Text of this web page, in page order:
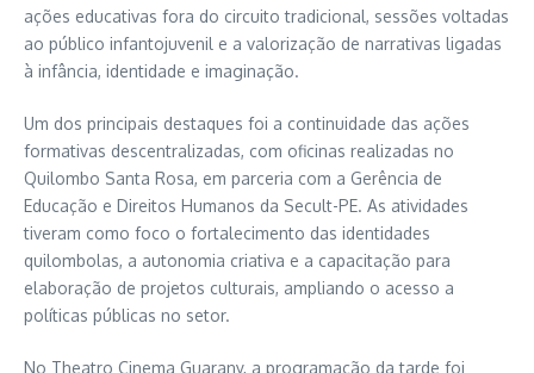
ações educativas fora do circuito tradicional, sessões voltadas
ao público infantojuvenil e a valorização de narrativas ligadas
à infância, identidade e imaginação.
Um dos principais destaques foi a continuidade das ações
formativas descentralizadas, com oficinas realizadas no
Quilombo Santa Rosa, em parceria com a Gerência de
Educação e Direitos Humanos da Secult-PE. As atividades
tiveram como foco o fortalecimento das identidades
quilombolas, a autonomia criativa e a capacitação para
elaboração de projetos culturais, ampliando o acesso a
políticas públicas no setor.
No Theatro Cinema Guarany, a programação da tarde foi